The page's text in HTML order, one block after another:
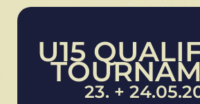
U15
23. +